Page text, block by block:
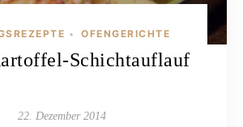
• OFENGERICHTE
Schichtauflauf
22. Dezember 2014